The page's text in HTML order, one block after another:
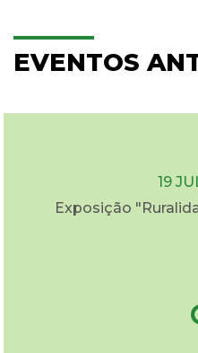
EVENTOS
19
Exposição